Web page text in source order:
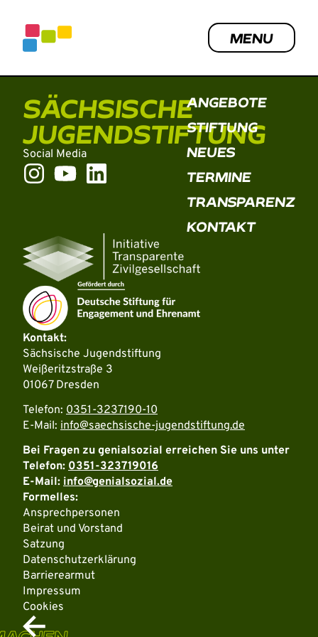
MENU
SELBSTVERWALTETEN
JUGENDCLUBS
SÄCHSISCHE
JUGENDSTIFTUNG
Social Media
ANGEBOTE
STIFTUNG
NEUES
TERMINE
TRANSPARENZ
KONTAKT
Kontakt:
Sächsische Jugendstiftung
Weißeritzstraße 3
01067 Dresden
Telefon: 0351-3237190-10
E-Mail: info@saechsische-jugendstiftung.de
Bei Fragen zu genialsozial erreichen Sie uns unter
Telefon: 0351-323719016
E-Mail: info@genialsozial.de
Formelles:
Ansprechpersonen
Beirat und Vorstand
Satzung
Datenschutzerklärung
Barrierearmut
Impressum
Cookies